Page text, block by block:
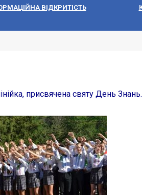
ВIДКРИТIСТЬ
присвячена святу День Знань.